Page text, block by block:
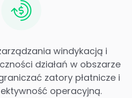
windykacją i
działań w obszarze
zatory płatnicze i
operacyjną.